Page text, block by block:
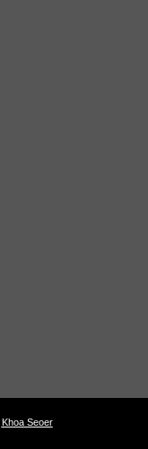
Khoa Seoer